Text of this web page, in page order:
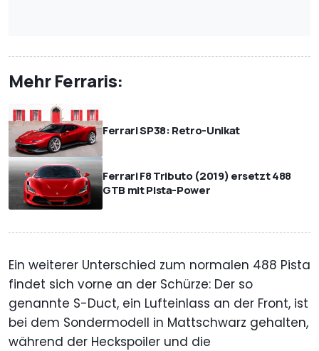
Mehr Ferraris:
Ferrari SP38: Retro-Unikat
Ferrari F8 Tributo (2019) ersetzt 488
GTB mit Pista-Power
Ein weiterer Unterschied zum normalen 488 Pista
findet sich vorne an der Schürze: Der so
genannte S-Duct, ein Lufteinlass an der Front, ist
bei dem Sondermodell in Mattschwarz gehalten,
während der Heckspoiler und die